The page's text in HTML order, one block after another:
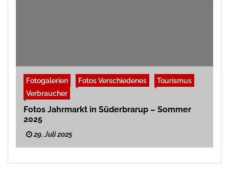
Fotogalerien Fotos Verschiedenes
Tourismus
Verbraucher
Fotos Jahrmarkt in Süderbrarup – Sommer
2025
29. Juli 2025